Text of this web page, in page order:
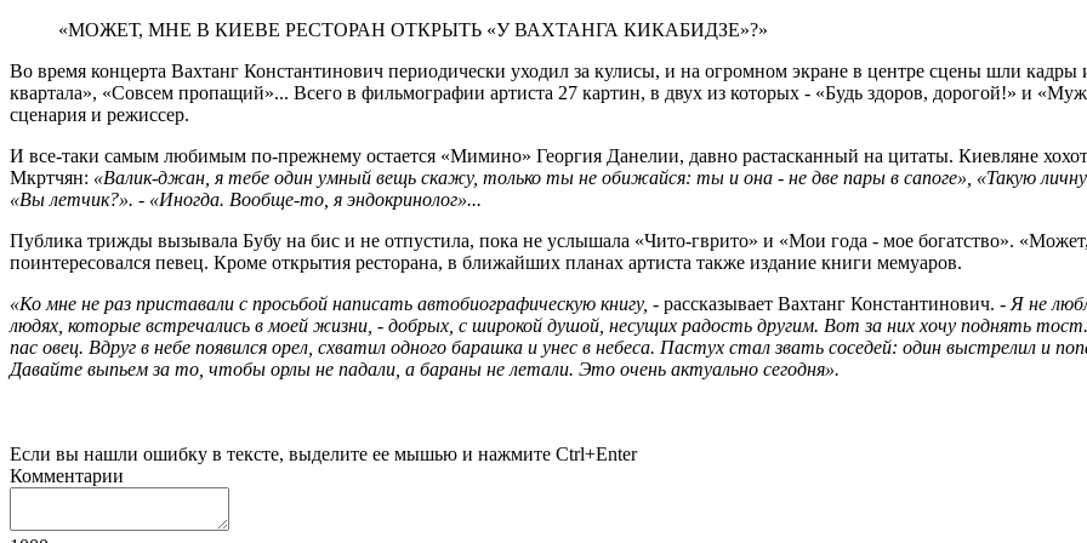
«МОЖЕТ, МНЕ В КИЕВЕ РЕСТОРАН ОТКРЫТЬ «У ВАХТАНГА КИКАБИДЗЕ»?»
Во время концерта Вахтанг Константинович периодически уходил за кулисы, и на огромном экране в центре сцены шли
квартала», «Совсем пропащий»... Всего в фильмографии артиста 27 картин, в двух из которых - «Будь здоров, дорогой!» и
сценария и режиссер.
И все-таки самым любимым по-прежнему остается «Мимино» Георгия Данелии, давно растасканный на цитаты. Киевляне
Мкртчян: «Валик-джан, я тебе один умный вещь скажу, только ты не обижайся: ты и она - не две пары в сапоге», «Такую
«Вы летчик?». - «Иногда. Вообще-то, я эндокринолог»...
Публика трижды вызывала Бубу на бис и не отпустила, пока не услышала «Чито-гврито» и «Мои года - мое богатство».
поинтересовался певец. Кроме открытия ресторана, в ближайших планах артиста также издание книги мемуаров.
«Ко мне не раз приставали с просьбой написать автобиографическую книгу, - рассказывает Вахтанг Константинович. - Я не
людях, которые встречались в моей жизни, - добрых, с широкой душой, несущих радость другим. Вот за них хочу поднять
пас овец. Вдруг в небе появился орел, схватил одного барашка и унес в небеса. Пастух стал звать соседей: один выстрелил и
Давайте выпьем за то, чтобы орлы не падали, а бараны не летали. Это очень актуально сегодня».
Если вы нашли ошибку в тексте, выделите ее мышью и нажмите Ctrl+Enter
Комментарии